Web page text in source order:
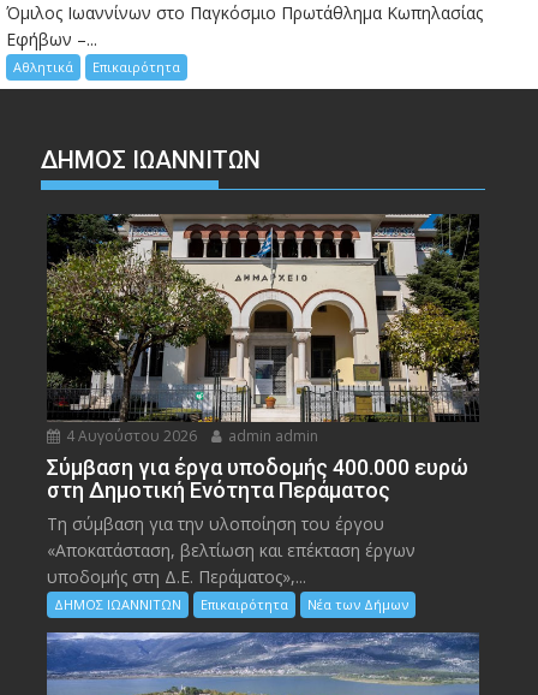
Όμιλος Ιωαννίνων στο Παγκόσμιο Πρωτάθλημα Κωπηλασίας
Εφήβων –...
Αθλητικά Επικαιρότητα
ΔΗΜΟΣ ΙΩΑΝΝΙΤΩΝ
4 Αυγούστου 2026 admin admin
Σύμβαση για έργα υποδομής 400.000 ευρώ
στη Δημοτική Ενότητα Περάματος
Τη σύμβαση για την υλοποίηση του έργου
«Αποκατάσταση, βελτίωση και επέκταση έργων
υποδομής στη Δ.Ε. Περάματος»,...
ΔΗΜΟΣ ΙΩΑΝΝΙΤΩΝ Επικαιρότητα Νέα των Δήμων